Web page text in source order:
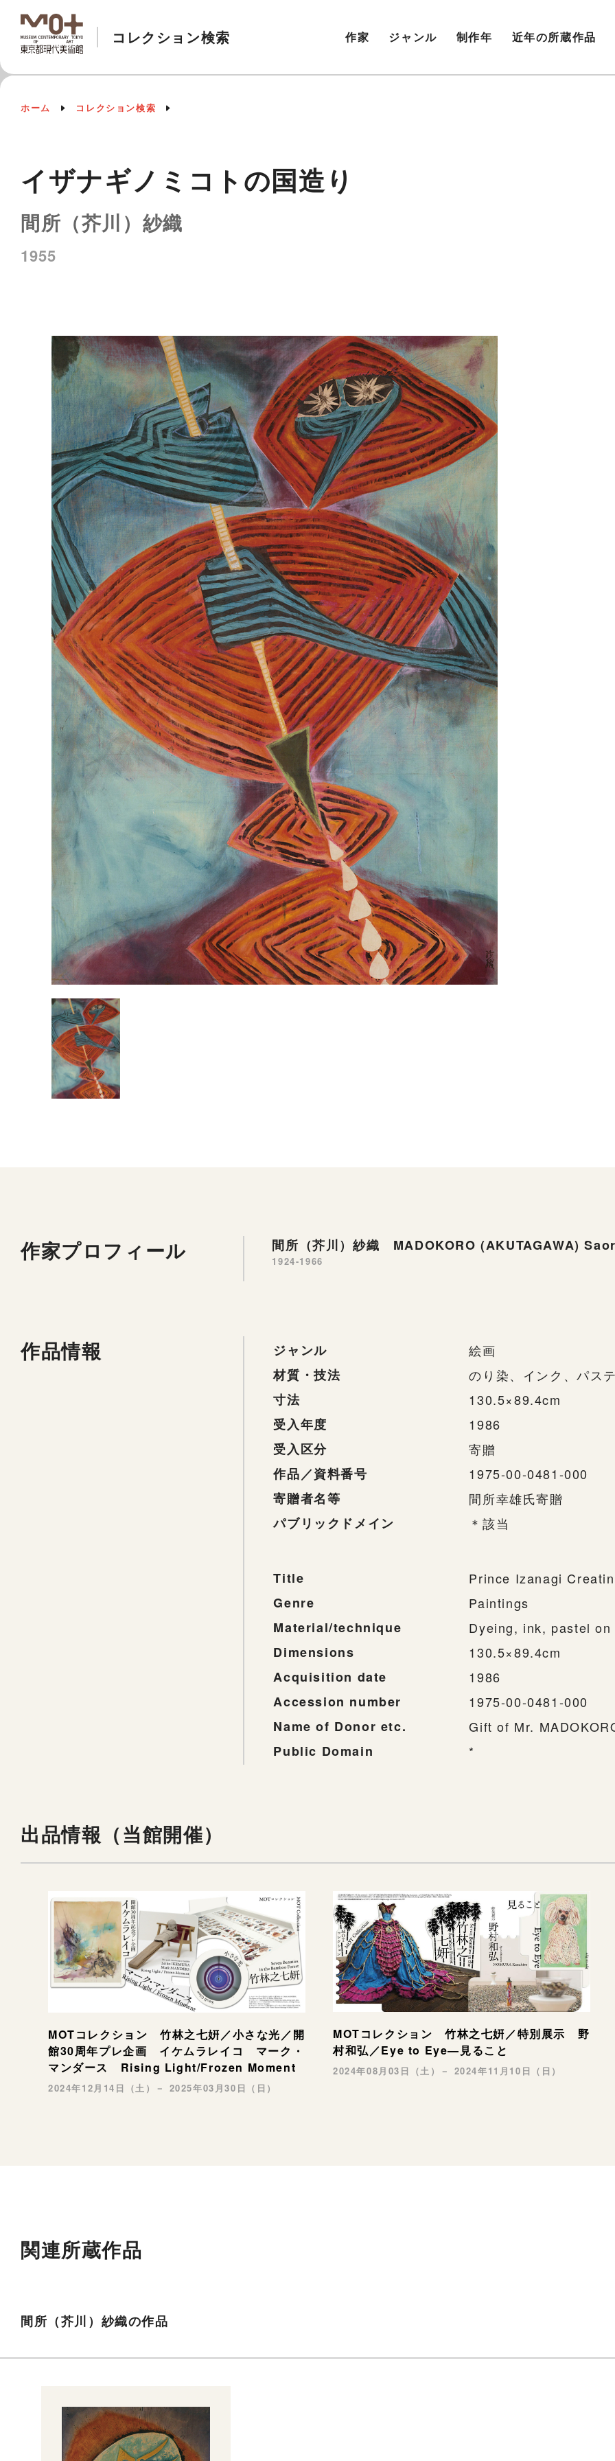
コレクション検索 作家 ジャンル 制作年 近年の所蔵作品
ホーム コレクション検索
イザナギノミコトの国造り
間所（芥川）紗織
1955
作家プロフィール 間所（芥川）紗織 MADOKORO (AKUTAGAWA)
1924-1966
作品情報 ジャンル
絵画
材質・技法
のり染、インク、パス
寸法
130.5×89.4cm
受入年度
1986
受入区分
寄贈
作品／資料番号
1975-00-0481-000
寄贈者名等
間所幸雄氏寄贈
パブリックドメイン
＊該当
Title
Prince Izanagi
Genre
Paintings
Material/technique
Dyeing, ink, pastel on
Dimensions
130.5×89.4cm
Acquisition date
1986
Accession number
1975-00-0481-000
Name of Donor etc.
Gift of Mr.
Public Domain
*
出品情報（当館開催）
MOTコレクション 竹林之七姸／小さな光／開
館30周年プレ企画 イケムラレイコ マーク・
マンダース Rising Light/Frozen Moment
2024年12月14日（土）－ 2025年03月30日（日）
MOTコレクション 竹林之七姸／特別展示 野
村和弘／Eye to Eye—見ること
2024年08月03日（土）－ 2024年11月10日（日）
関連所蔵作品
間所（芥川）紗織の作品